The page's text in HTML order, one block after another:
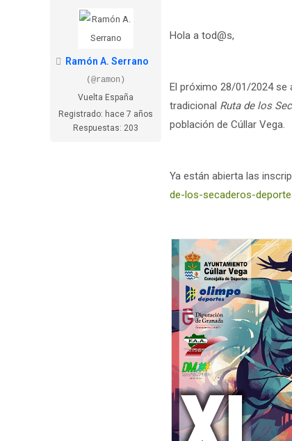
Ramón A. Serrano
(@ramon)
Vuelta España
Registrado: hace 7 años
Respuestas: 203
Hola a tod@s,
El próximo 28/01/2024 se
tradicional Ruta de los
población de Cúllar Vega.
Ya están abierta las
de-los-secaderos-